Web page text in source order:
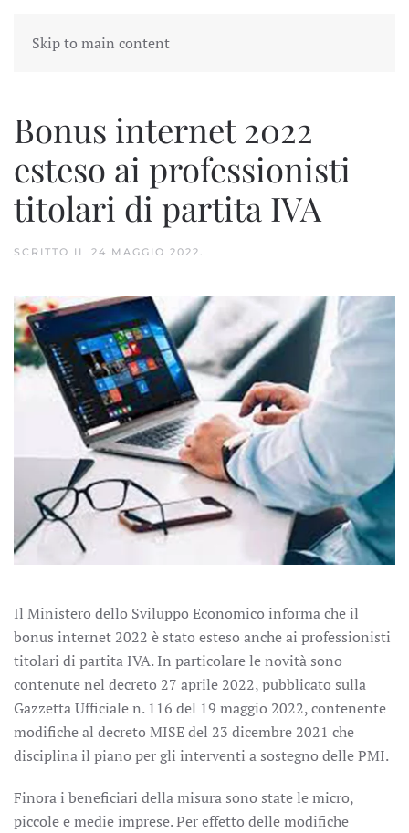
Skip to main content
Bonus internet 2022
esteso ai professionisti
titolari di partita IVA
SCRITTO IL 24 MAGGIO 2022.
Il Ministero dello Sviluppo Economico informa che il
bonus internet 2022 è stato esteso anche ai professionisti
titolari di partita IVA. In particolare le novità sono
contenute nel decreto 27 aprile 2022, pubblicato sulla
Gazzetta Ufficiale n. 116 del 19 maggio 2022, contenente
modifiche al decreto MISE del 23 dicembre 2021 che
disciplina il piano per gli interventi a sostegno delle PMI.
Finora i beneficiari della misura sono state le micro,
piccole e medie imprese. Per effetto delle modifiche